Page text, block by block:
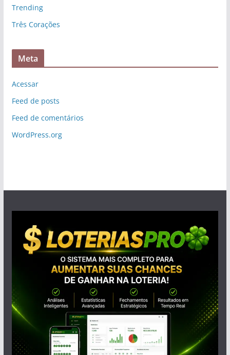
Trending
Três Corações
Meta
Acessar
Feed de posts
Feed de comentários
WordPress.org